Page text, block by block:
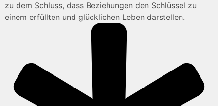
zu dem Schluss, dass Beziehungen den Schlüssel zu
einem erfüllten und glücklichen Leben darstellen.